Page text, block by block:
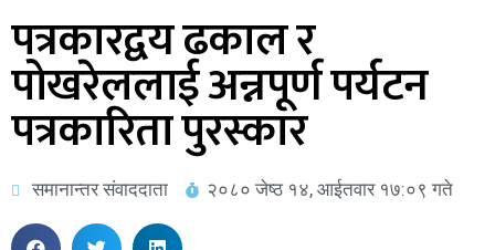
पत्रकारद्वय ढकाल र
पोखरेललाई अन्नपूर्ण पर्यटन
पत्रकारिता पुरस्कार
समानान्तर संवाददाता २०८० जेष्ठ १४, आईतवार १७:०९ गते